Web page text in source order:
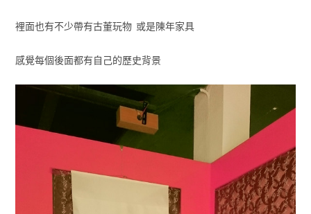
裡面也有不少帶有古董玩物 或是陳年家具
感覺每個後面都有自己的歷史背景